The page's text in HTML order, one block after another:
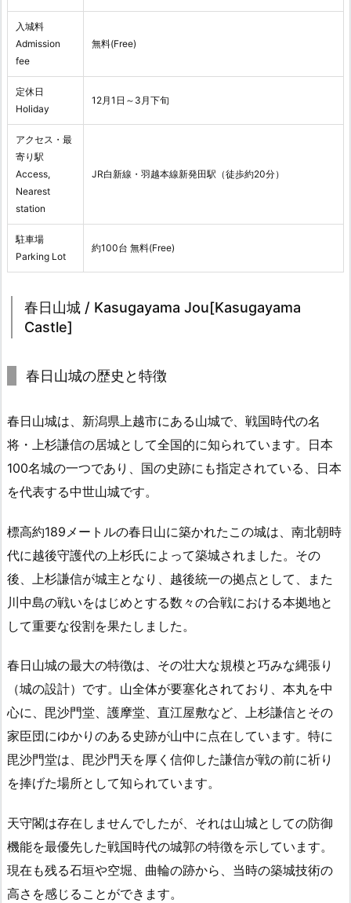
入城料
Admission
fee
無料(Free)
定休日
Holiday
12月1日～3月下旬
アクセス・最
寄り駅
Access,
Nearest
station
JR白新線・羽越本線新発田駅（徒歩約20分）
駐車場
Parking Lot
約100台 無料(Free)
春日山城 / Kasugayama Jou[Kasugayama
Castle]
春日山城の歴史と特徴
春日山城は、新潟県上越市にある山城で、戦国時代の名
将・上杉謙信の居城として全国的に知られています。日本
100名城の一つであり、国の史跡にも指定されている、日本
を代表する中世山城です。
標高約189メートルの春日山に築かれたこの城は、南北朝時
代に越後守護代の上杉氏によって築城されました。その
後、上杉謙信が城主となり、越後統一の拠点として、また
川中島の戦いをはじめとする数々の合戦における本拠地と
して重要な役割を果たしました。
春日山城の最大の特徴は、その壮大な規模と巧みな縄張り
（城の設計）です。山全体が要塞化されており、本丸を中
心に、毘沙門堂、護摩堂、直江屋敷など、上杉謙信とその
家臣団にゆかりのある史跡が山中に点在しています。特に
毘沙門堂は、毘沙門天を厚く信仰した謙信が戦の前に祈り
を捧げた場所として知られています。
天守閣は存在しませんでしたが、それは山城としての防御
機能を最優先した戦国時代の城郭の特徴を示しています。
現在も残る石垣や空堀、曲輪の跡から、当時の築城技術の
高さを感じることができます。